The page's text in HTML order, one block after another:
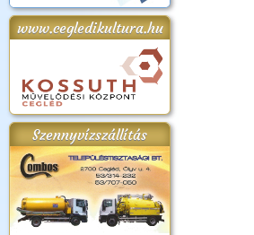
www.cegledikultura.hu
Szennyvízszállítás
2018.
Kossuth Toborzó
Ünnepély
Szent István Ünnepe
(2017. 08. 20.)